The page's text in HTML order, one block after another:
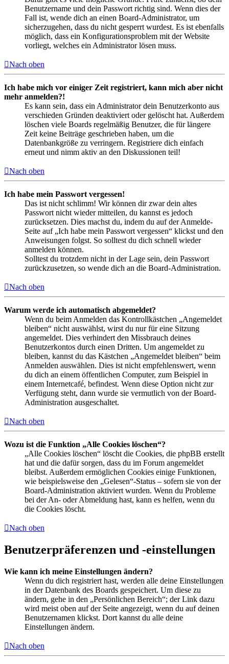
Benutzername und dein Passwort richtig sind. Wenn dies der
Fall ist, wende dich an einen Board-Administrator, um
sicherzugehen, dass du nicht gesperrt wurdest. Es ist ebenfalls
möglich, dass ein Konfigurationsproblem mit der Website
vorliegt, welches ein Administrator lösen muss.
Nach oben
Ich habe mich vor einiger Zeit registriert, kann mich aber nicht
mehr anmelden?!
Es kann sein, dass ein Administrator dein Benutzerkonto aus
verschieden Gründen deaktiviert oder gelöscht hat. Außerdem
löschen viele Boards regelmäßig Benutzer, die für längere
Zeit keine Beiträge geschrieben haben, um die
Datenbankgröße zu verringern. Registriere dich einfach
erneut und nimm aktiv an den Diskussionen teil!
Nach oben
Ich habe mein Passwort vergessen!
Das ist nicht schlimm! Wir können dir zwar dein altes
Passwort nicht wieder mitteilen, du kannst es jedoch
zurücksetzen. Dies machst du, indem du auf der Anmelde-
Seite auf „Ich habe mein Passwort vergessen“ klickst und den
Anweisungen folgst. So solltest du dich schnell wieder
anmelden können.
Solltest du trotzdem nicht in der Lage sein, dein Passwort
zurückzusetzen, so wende dich an die Board-Administration.
Nach oben
Warum werde ich automatisch abgemeldet?
Wenn du beim Anmelden das Kontrollkästchen „Angemeldet
bleiben“ nicht auswählst, wirst du nur für eine Sitzung
angemeldet. Dies verhindert den Missbrauch deines
Benutzerkontos durch einen Dritten. Um angemeldet zu
bleiben, kannst du das Kästchen „Angemeldet bleiben“ beim
Anmelden auswählen. Dies ist nicht empfehlenswert, wenn
du dich an einem öffentlichen Computer, zum Beispiel in
einem Internetcafé, befindest. Wenn diese Option nicht zur
Verfügung steht, dann wurde sie vermutlich von der Board-
Administration ausgeschaltet.
Nach oben
Wozu ist die Funktion „Alle Cookies löschen“?
„Alle Cookies löschen“ löscht die Cookies, die phpBB erstellt
hat und die dafür sorgen, dass du im Forum angemeldet
bleibst. Außerdem ermöglichen Cookies einige Funktionen,
wie beispielsweise den „Gelesen“-Status – sofern sie von der
Board-Administration aktiviert wurden. Wenn du Probleme
bei der An- oder Abmeldung hast, kann es helfen, wenn du
die Cookies löscht.
Nach oben
Benutzerpräferenzen und -einstellungen
Wie kann ich meine Einstellungen ändern?
Wenn du dich registriert hast, werden alle deine Einstellungen
in der Datenbank des Boards gespeichert. Um diese zu
ändern, gehe in den „Persönlichen Bereich“; der Link dazu
wird meist oben auf der Seite angezeigt, wenn du auf deinen
Benutzernamen klickst. Dort kannst du alle deine
Einstellungen ändern.
Nach oben